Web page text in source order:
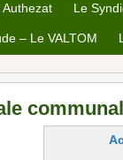
Le
– Le VALTOM